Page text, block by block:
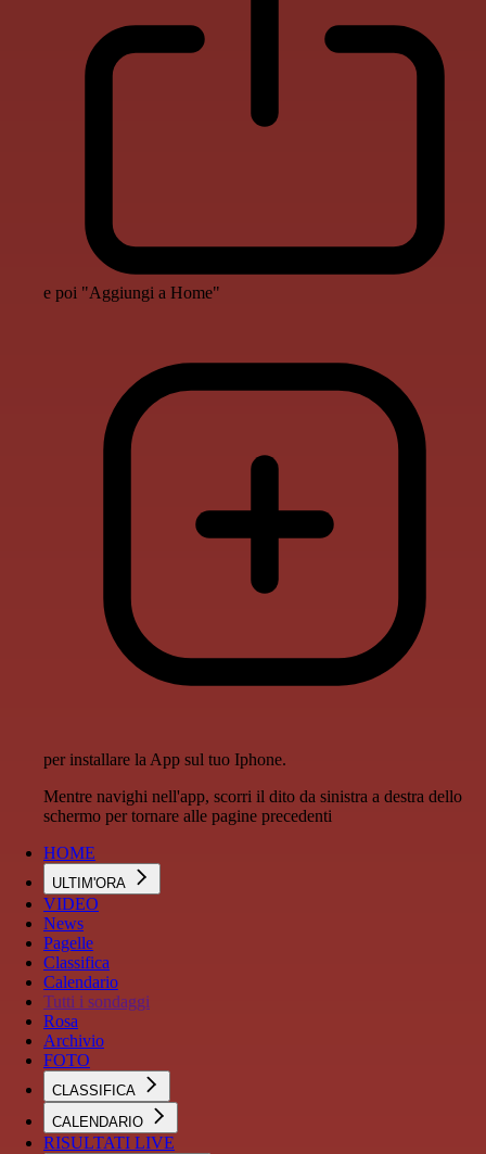
e poi "Aggiungi a Home"
per installare la App sul tuo Iphone.
Mentre navighi nell'app, scorri il dito da sinistra a destra dello
schermo per tornare alle pagine precedenti
HOME
ULTIM'ORA
VIDEO
News
Pagelle
Classifica
Calendario
Tutti i sondaggi
Rosa
Archivio
FOTO
CLASSIFICA
CALENDARIO
RISULTATI LIVE